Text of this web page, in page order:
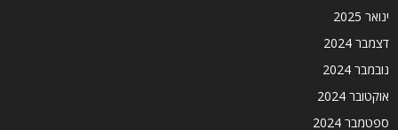
ינואר 2025
דצמבר 2024
נובמבר 2024
אוקטובר 2024
ספטמבר 2024